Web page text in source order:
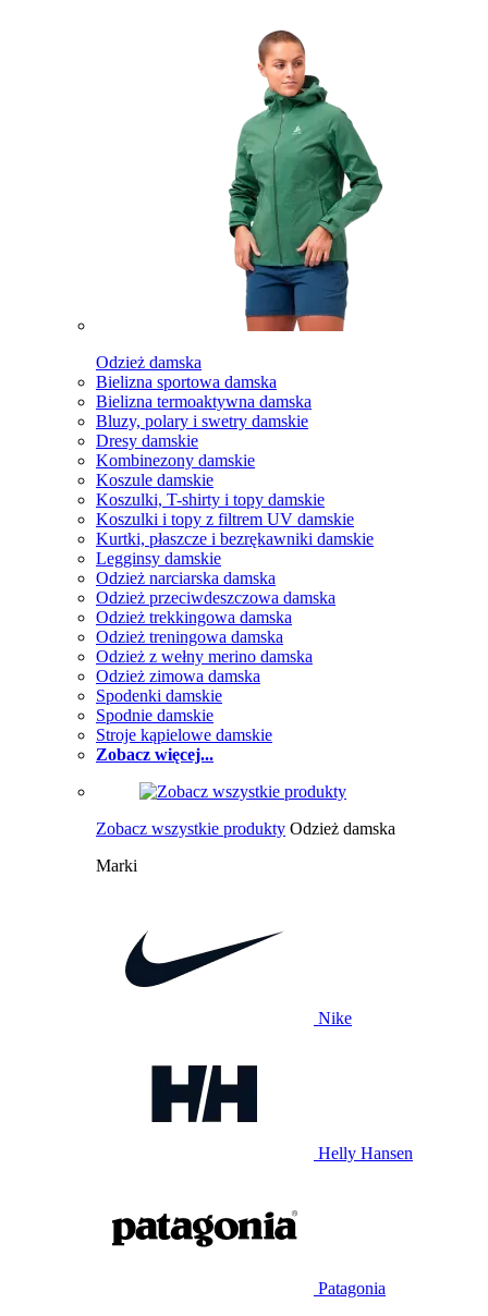
Odzież damska
Bielizna sportowa damska
Bielizna termoaktywna damska
Bluzy, polary i swetry damskie
Dresy damskie
Kombinezony damskie
Koszule damskie
Koszulki, T-shirty i topy damskie
Koszulki i topy z filtrem UV damskie
Kurtki, płaszcze i bezrękawniki damskie
Legginsy damskie
Odzież narciarska damska
Odzież przeciwdeszczowa damska
Odzież trekkingowa damska
Odzież treningowa damska
Odzież z wełny merino damska
Odzież zimowa damska
Spodenki damskie
Spodnie damskie
Stroje kąpielowe damskie
Zobacz więcej...
Zobacz wszystkie produkty Odzież damska
Marki
Nike
Helly Hansen
Patagonia